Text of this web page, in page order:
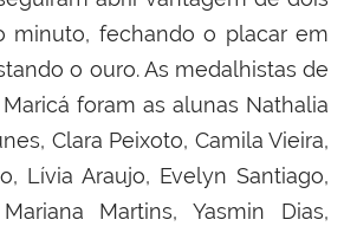
minuto, fechando o placar em
o ouro. As medalhistas de
foram as alunas Nathalia
Clara Peixoto, Camila Vieira,
Lívia Araujo, Evelyn Santiago,
Martins, Yasmin Dias,